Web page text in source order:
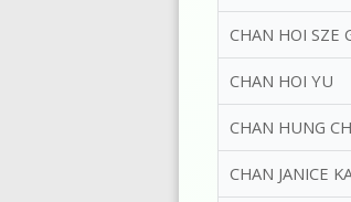
CHAN HOI SZE
CHAN HOI YU
CHAN HUNG
CHAN JANICE